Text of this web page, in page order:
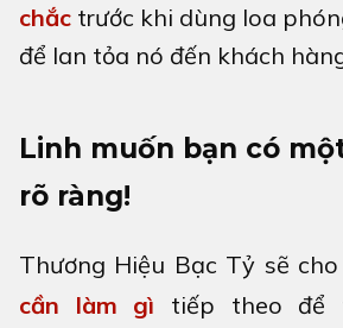
chắc trước khi dùng loa
để lan tỏa nó đến khách
Linh muốn bạn có
rõ ràng!
Thương Hiệu Bạc Tỷ sẽ
cần làm gì tiếp theo để